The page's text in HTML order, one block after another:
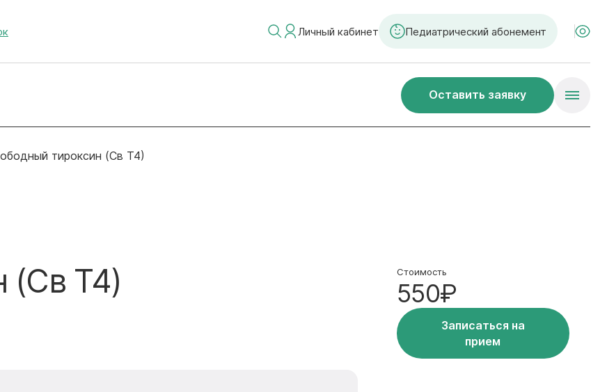
Личный кабинет Педиатрический абонемент
Оставить заявку
тироксин (Св Т4)
(Св Т4) Стоимость
550₽
Записаться на
прием